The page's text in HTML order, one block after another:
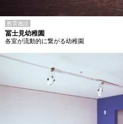
教育施設
冨士見幼稚園
各室が流動的に繋がる幼稚園